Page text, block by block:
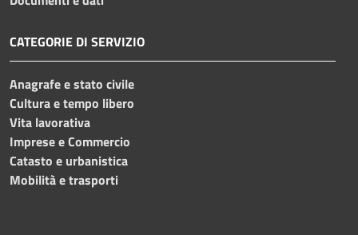
CATEGORIE DI SERVIZIO
Anagrafe e stato civile
Cultura e tempo libero
Vita lavorativa
Imprese e Commercio
Catasto e urbanistica
Mobilità e trasporti